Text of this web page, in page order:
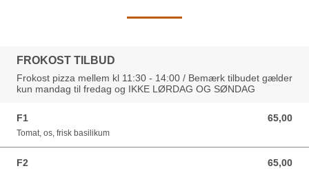
FROKOST TILBUD
Frokost pizza mellem kl 11:30 - 14:00 / Bemærk tilbudet gælder
kun mandag til fredag og IKKE LØRDAG OG SØNDAG
F1 65,00
65,00 DKK
Tomat, os, frisk basilikum
F2 65,00
65,00 DKK